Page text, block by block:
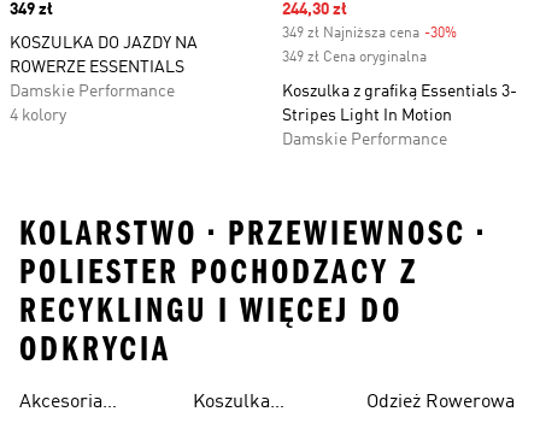
Price
349 zł
KOSZULKA DO JAZDY NA
ROWERZE ESSENTIALS
Damskie Performance
4 kolory
Sale price
244,30 zł
349 zł Najniższa cena -30%
349 zł Cena oryginalna
Koszulka z grafiką Essentials 3-
Stripes Light In Motion
Damskie Performance
KOLARSTWO • PRZEWIEWNOSC •
POLIESTER POCHODZACY Z
RECYKLINGU I WIĘCEJ DO
ODKRYCIA
Akcesoria
Koszulka
Odzież Rowerowa